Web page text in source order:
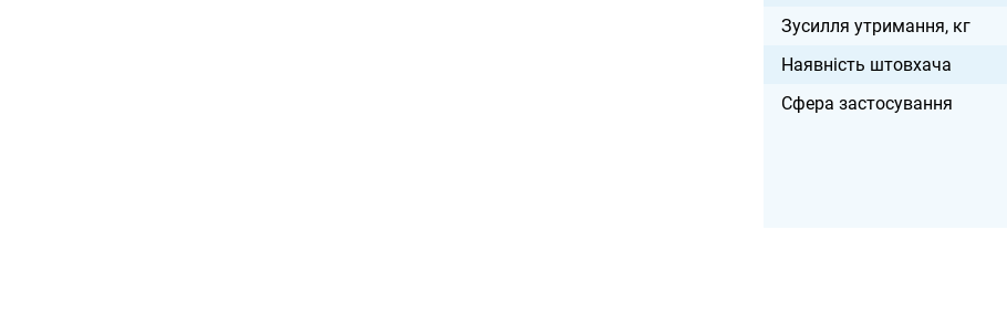
Зусилля утримання, кг
Наявність штовхача
Сфера застосування